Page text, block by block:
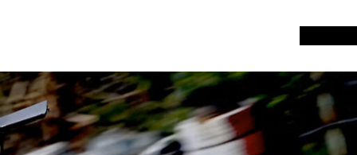
お知らせ
期間限定】Eurolおかわりキャ
ペーン実施中！！
重要なお知らせ,
マフラー関連商
関するお知らせ